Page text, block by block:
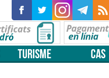
TURISME CAS